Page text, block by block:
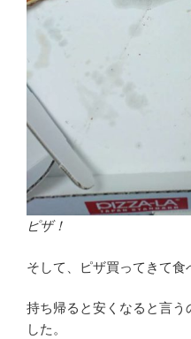
ピザ！
そして、ピザ買ってきて食
持ち帰ると安くなると言う
した。